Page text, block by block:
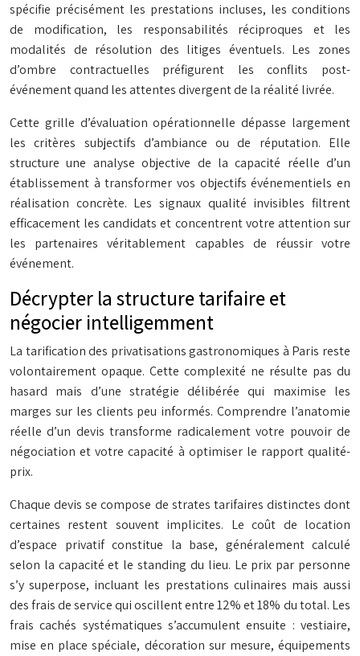
spécifie précisément les prestations incluses, les conditions
de modification, les responsabilités réciproques et les
modalités de résolution des litiges éventuels. Les zones
d’ombre contractuelles préfigurent les conflits post-
événement quand les attentes divergent de la réalité livrée.
Cette grille d’évaluation opérationnelle dépasse largement
les critères subjectifs d’ambiance ou de réputation. Elle
structure une analyse objective de la capacité réelle d’un
établissement à transformer vos objectifs événementiels en
réalisation concrète. Les signaux qualité invisibles filtrent
efficacement les candidats et concentrent votre attention sur
les partenaires véritablement capables de réussir votre
événement.
Décrypter la structure tarifaire et
négocier intelligemment
La tarification des privatisations gastronomiques à Paris reste
volontairement opaque. Cette complexité ne résulte pas du
hasard mais d’une stratégie délibérée qui maximise les
marges sur les clients peu informés. Comprendre l’anatomie
réelle d’un devis transforme radicalement votre pouvoir de
négociation et votre capacité à optimiser le rapport qualité-
prix.
Chaque devis se compose de strates tarifaires distinctes dont
certaines restent souvent implicites. Le coût de location
d’espace privatif constitue la base, généralement calculé
selon la capacité et le standing du lieu. Le prix par personne
s’y superpose, incluant les prestations culinaires mais aussi
des frais de service qui oscillent entre 12% et 18% du total. Les
frais cachés systématiques s’accumulent ensuite : vestiaire,
mise en place spéciale, décoration sur mesure, équipements